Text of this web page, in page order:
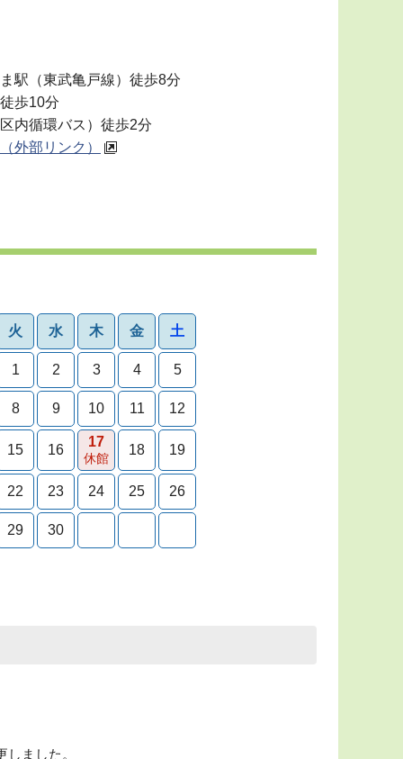
駅（東武亀戸線）徒歩8分
歩10分
内循環バス）徒歩2分
外部リンク）
火 水 木 金 土
1 2 3 4 5
8 9 10 11 12
15 16
17
休館
18 19
22 23 24 25 26
29 30
ました。